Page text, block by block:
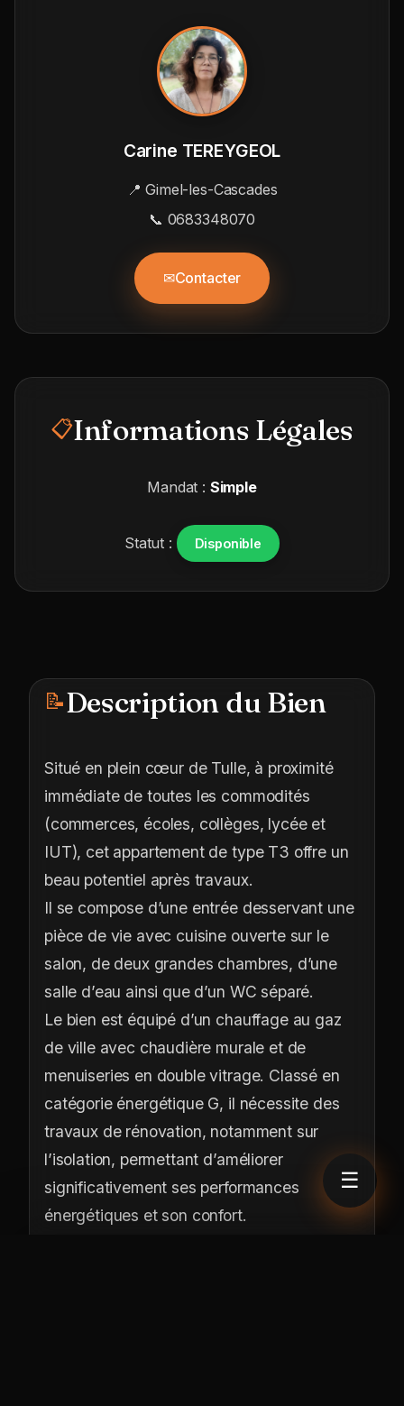
Carine TEREYGEOL
📍 Gimel-les-Cascades
📞 0683348070
✉Contacter
📋Informations Légales
Mandat : Simple
Statut : Disponible
📝Description du Bien
Situé en plein cœur de Tulle, à proximité
immédiate de toutes les commodités
(commerces, écoles, collèges, lycée et
IUT), cet appartement de type T3 offre un
beau potentiel après travaux.
Il se compose d’une entrée desservant une
pièce de vie avec cuisine ouverte sur le
salon, de deux grandes chambres, d’une
salle d’eau ainsi que d’un WC séparé.
Le bien est équipé d’un chauffage au gaz
de ville avec chaudière murale et de
menuiseries en double vitrage. Classé en
catégorie énergétique G, il nécessite des
travaux de rénovation, notamment sur
l’isolation, permettant d’améliorer
significativement ses performances
énergétiques et son confort.
☰